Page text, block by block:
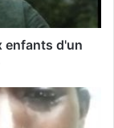
enfants d'un